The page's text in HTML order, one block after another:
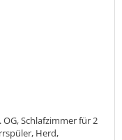
Schlafzimmer für 2
Herd,